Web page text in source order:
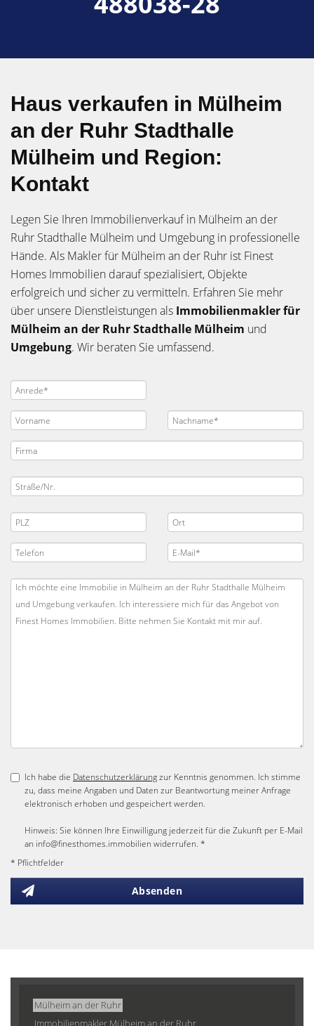
Haus verkaufen in Mülheim
an der Ruhr Stadthalle
Mülheim und Region:
Kontakt
Legen Sie Ihren Immobilienverkauf in Mülheim an der
Ruhr Stadthalle Mülheim und Umgebung in professionelle
Hände. Als Makler für Mülheim an der Ruhr ist Finest
Homes Immobilien darauf spezialisiert, Objekte
erfolgreich und sicher zu vermitteln. Erfahren Sie mehr
über unsere Dienstleistungen als Immobilienmakler für
Mülheim an der RuhrStadthalle Mülheim und
Umgebung. Wir beraten Sie umfassend.
Ich habe die Datenschutzerklärungzur Kenntnis genommen. Ich stimme
zu, dass meine Angaben und Daten zur Beantwortung meiner Anfrage
elektronisch erhoben und gespeichert werden.
Hinweis: Sie können Ihre Einwilligung jederzeit für die Zukunft per E-Mail
an info@finesthomes.immobilien widerrufen. *
* Pflichtfelder
Absenden
Mülheim an der Ruhr
Immobilienmakler Mülheim an der Ruhr